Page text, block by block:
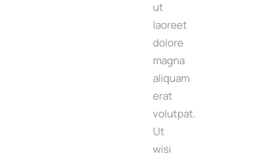
ut
laoreet
dolore
magna
aliquam
erat
volutpat.
Ut
wisi